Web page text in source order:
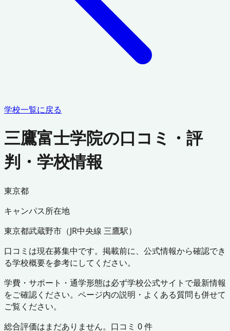
学校一覧に戻る
三鷹富士学院の口コミ・評
判・学校情報
東京都
キャンパス所在地
東京都武蔵野市 （JR中央線 三鷹駅）
口コミは現在募集中です。掲載前に、公式情報から確認でき
る学校概要を参考にしてください。
学費・サポート・通学形態は必ず学校公式サイトで最新情報
をご確認ください。ページ内の説明・よくある質問も併せて
ご覧ください。
総合評価はまだありません。口コミ 0件